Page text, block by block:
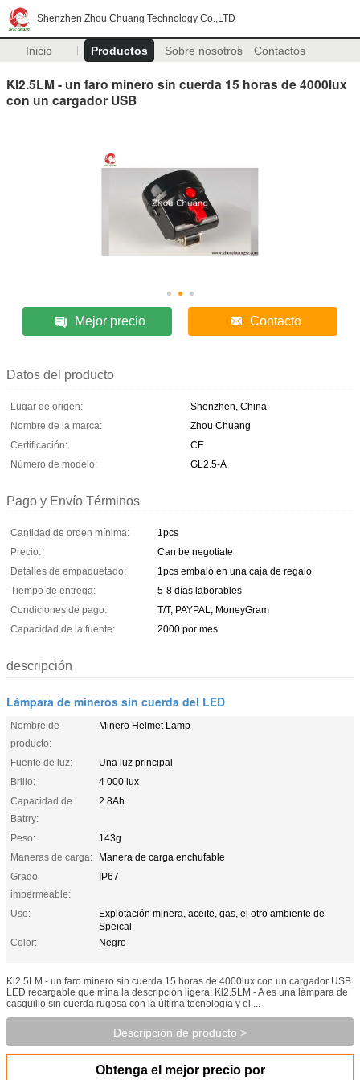
Shenzhen Zhou Chuang Technology Co.,LTD
Inicio Productos Sobre nosotros Contactos
Kl2.5LM - un faro minero sin cuerda 15 horas de 4000lux
con un cargador USB
Mejor precio Contacto
Datos del producto
Lugar de origen:
Shenzhen, China
Nombre de la marca:
Zhou Chuang
Certificación:
CE
Número de modelo:
GL2.5-A
Pago y Envío Términos
Cantidad de orden mínima:
1pcs
Precio:
Can be negotiate
Detalles de empaquetado:
1pcs embaló en una caja de regalo
Tiempo de entrega:
5-8 días laborables
Condiciones de pago:
T/T, PAYPAL, MoneyGram
Capacidad de la fuente:
2000 por mes
descripción
Lámpara de mineros sin cuerda del LED
Nombre de
producto:
Minero Helmet Lamp
Fuente de luz:
Una luz principal
Brillo:
4 000 lux
Capacidad de
Batrry:
2.8Ah
Peso:
143g
Maneras de carga:
Manera de carga enchufable
Grado
impermeable:
IP67
Uso:
Explotación minera, aceite, gas, el otro ambiente de
Speical
Color:
Negro
Kl2.5LM - un faro minero sin cuerda 15 horas de 4000lux con un cargador USB
LED recargable que mina la descripción ligera: Kl2.5LM - A es una lámpara de
casquillo sin cuerda rugosa con la última tecnología y el ...
Descripción de producto >
Obtenga el mejor precio por